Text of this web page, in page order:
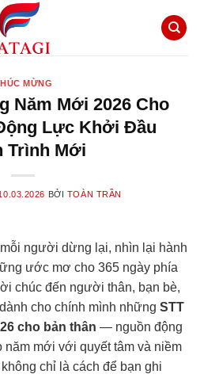
MỪNG
Năm Mới 2026 Cho
Lực Khởi Đầu
Trình Mới
BỞI TOÀN TRẦN
người dừng lại, nhìn lại hành
ước mơ cho 365 ngày phía
chúc đến người thân, bạn bè,
cho chính mình những STT
cho bản thân — nguồn động
năm mới với quyết tâm và niềm
chỉ là cách để bạn ghi